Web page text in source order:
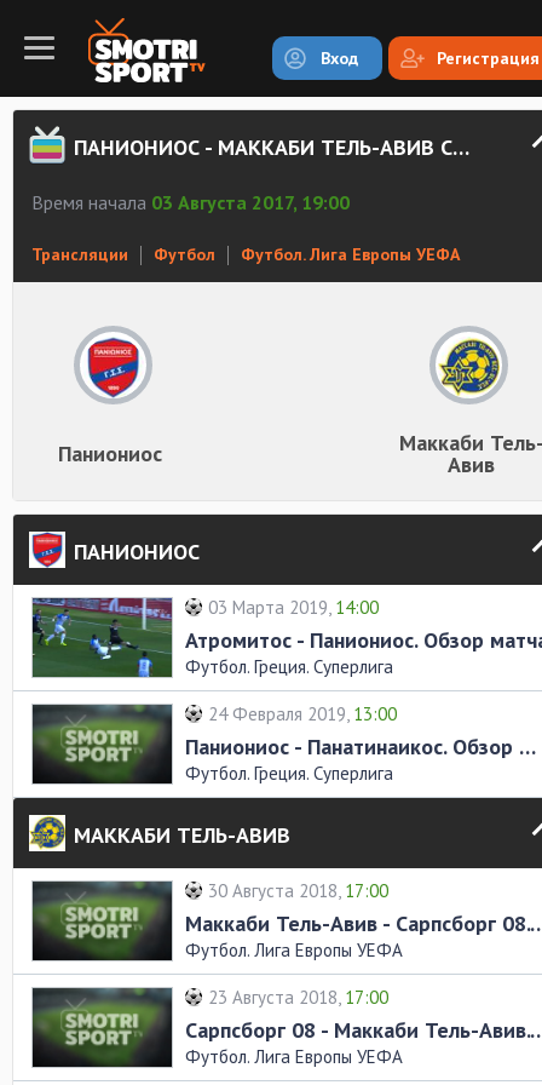
Вход Регистрация
ПАНИОНИОС - МАККАБИ ТЕЛЬ-АВИВ СМОТРЕТЬ ОНЛАЙН
Время начала 03 Августа 2017, 19:00
Трансляции Футбол Футбол. Лига Европы УЕФА
Паниониос Маккаби
Авив
ПАНИОНИОС
03 Марта 2019, 14:00
Атромитос - Паниониос. Обзор
Футбол. Греция. Суперлига
24 Февраля 2019, 13:00
Паниониос - Панатинаикос. Обзор матча
Футбол. Греция. Суперлига
МАККАБИ ТЕЛЬ-АВИВ
30 Августа 2018, 17:00
Маккаби Тель-Авив -
Футбол. Лига Европы УЕФА
23 Августа 2018, 17:00
Сарпсборг 08 -
Футбол. Лига Европы УЕФА